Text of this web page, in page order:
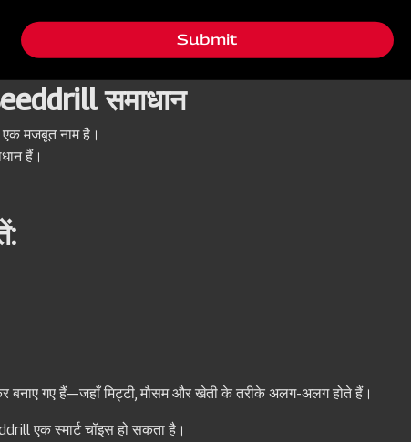
समाधान
मजबूत नाम है।
हैं।
बनाए गए हैं—जहाँ मिट्टी, मौसम और खेती के तरीके अलग-अलग होते हैं।
एक स्मार्ट चॉइस हो सकता है।
Submit